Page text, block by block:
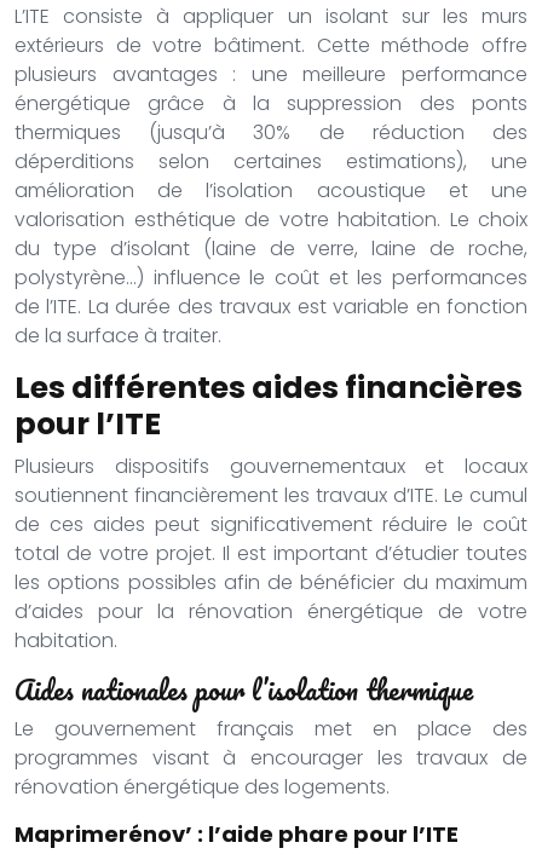
L’ITE consiste à appliquer un isolant sur les murs
extérieurs de votre bâtiment. Cette méthode offre
plusieurs avantages : une meilleure performance
énergétique grâce à la suppression des ponts
thermiques (jusqu’à 30% de réduction des
déperditions selon certaines estimations), une
amélioration de l’isolation acoustique et une
valorisation esthétique de votre habitation. Le choix
du type d’isolant (laine de verre, laine de roche,
polystyrène…) influence le coût et les performances
de l’ITE. La durée des travaux est variable en fonction
de la surface à traiter.
Les différentes aides financières
pour l’ITE
Plusieurs dispositifs gouvernementaux et locaux
soutiennent financièrement les travaux d’ITE. Le cumul
de ces aides peut significativement réduire le coût
total de votre projet. Il est important d’étudier toutes
les options possibles afin de bénéficier du maximum
d’aides pour la rénovation énergétique de votre
habitation.
Aides nationales pour l’isolation thermique
Le gouvernement français met en place des
programmes visant à encourager les travaux de
rénovation énergétique des logements.
Maprimerénov’ : l’aide phare pour l’ITE